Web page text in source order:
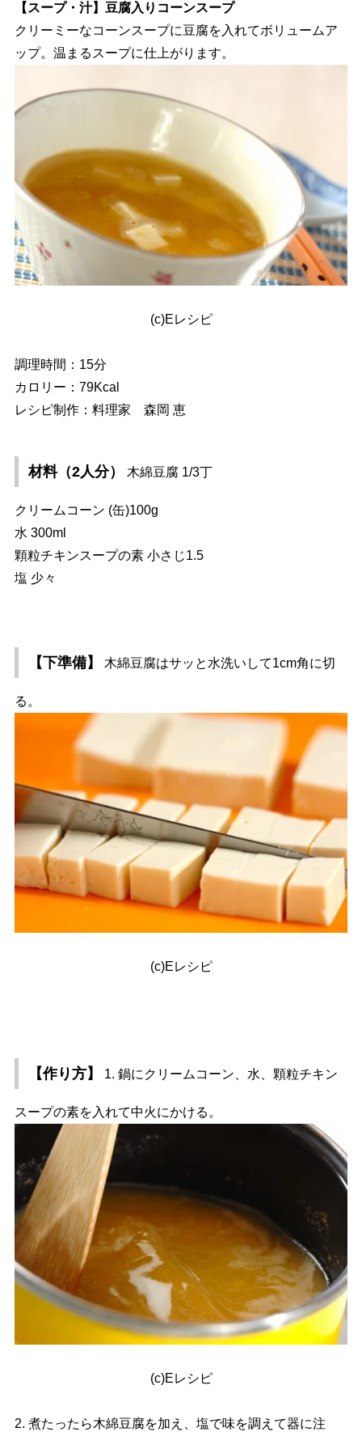
【スープ・汁】豆腐入りコーンスープ
クリーミーなコーンスープに豆腐を入れてボリュームア
ップ。温まるスープに仕上がります。
(c)Eレシピ
調理時間：15分
カロリー：79Kcal
レシピ制作：料理家 森岡 恵
材料（2人分） 木綿豆腐 1/3丁
クリームコーン (缶)100g
水 300ml
顆粒チキンスープの素 小さじ1.5
塩 少々
【下準備】 木綿豆腐はサッと水洗いして1cm角に切
る。
(c)Eレシピ
【作り方】 1. 鍋にクリームコーン、水、顆粒チキン
スープの素を入れて中火にかける。
(c)Eレシピ
2. 煮たったら木綿豆腐を加え、塩で味を調えて器に注